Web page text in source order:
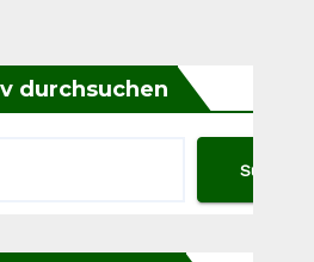
durchsuchen
Suchen